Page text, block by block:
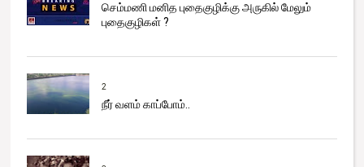
செம்மணி மனித புதைகுழிக்கு அருகில் மேலும்
புதைகுழிகள் ?
2
நீர் வளம் காப்போம்..